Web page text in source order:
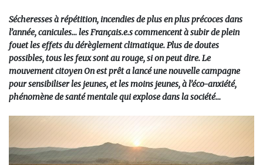
Sécheresses à répétition, incendies de plus en plus précoces dans
l’année, canicules… les Français.e.s commencent à subir de plein
fouet les effets du dérèglement climatique. Plus de doutes
possibles, tous les feux sont au rouge, si on peut dire. Le
mouvement citoyen On est prêt a lancé une nouvelle campagne
pour sensibiliser les jeunes, et les moins jeunes, à l’éco-anxiété,
phénomène de santé mentale qui explose dans la société…